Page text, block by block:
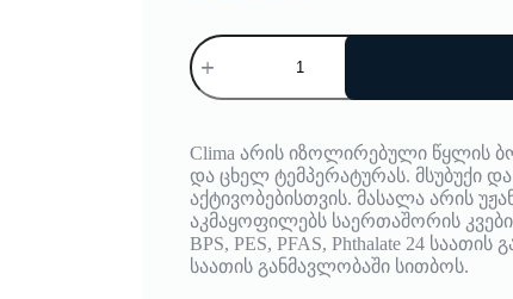
რაოდენობა:
წყლი
თერმოსი
Clima
500
ml
Clima არის იზოლირებული წყლის
და ცხელ ტემპერატურას. მსუბუქი
აქტივობებისთვის. მასალა არის
აკმაყოფილებს საერთაშორის
BPS, PES, PFAS, Phthalate 24
საათის განმავლობაში სითბოს.